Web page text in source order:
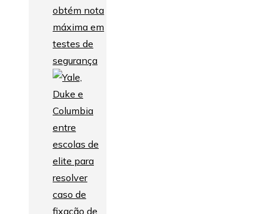
obtém nota
máxima em
testes de
segurança